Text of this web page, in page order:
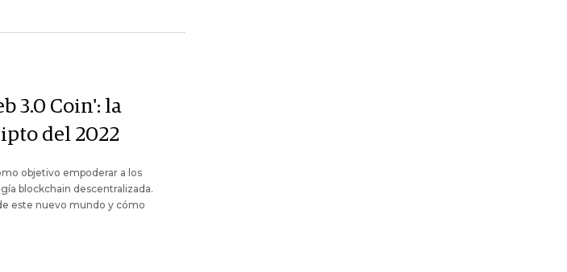
3.0 Coin': la
del 2022
objetivo empoderar a los
blockchain descentralizada.
este nuevo mundo y cómo